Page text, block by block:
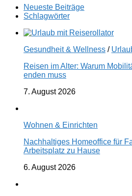
Neueste Beiträge
Schlagwörter
Gesundheit & Wellness /
Reisen im Alter: Warum
enden muss
7. August 2026
Wohnen & Einrichten
Nachhaltiges Homeoffice für
Arbeitsplatz zu Hause
6. August 2026